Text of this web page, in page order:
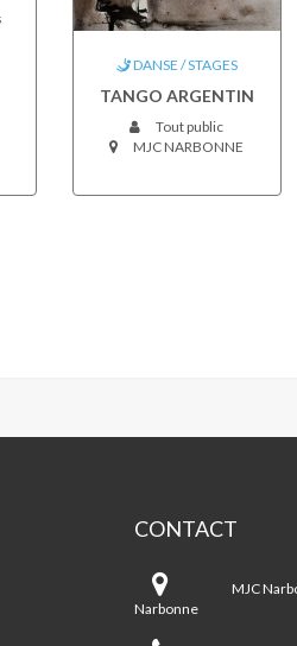
DANSE / STAGES
TANGO ARGENTIN
Tout public
MJC NARBONNE
CONTACT
Narbonne
MJC
Narbonne